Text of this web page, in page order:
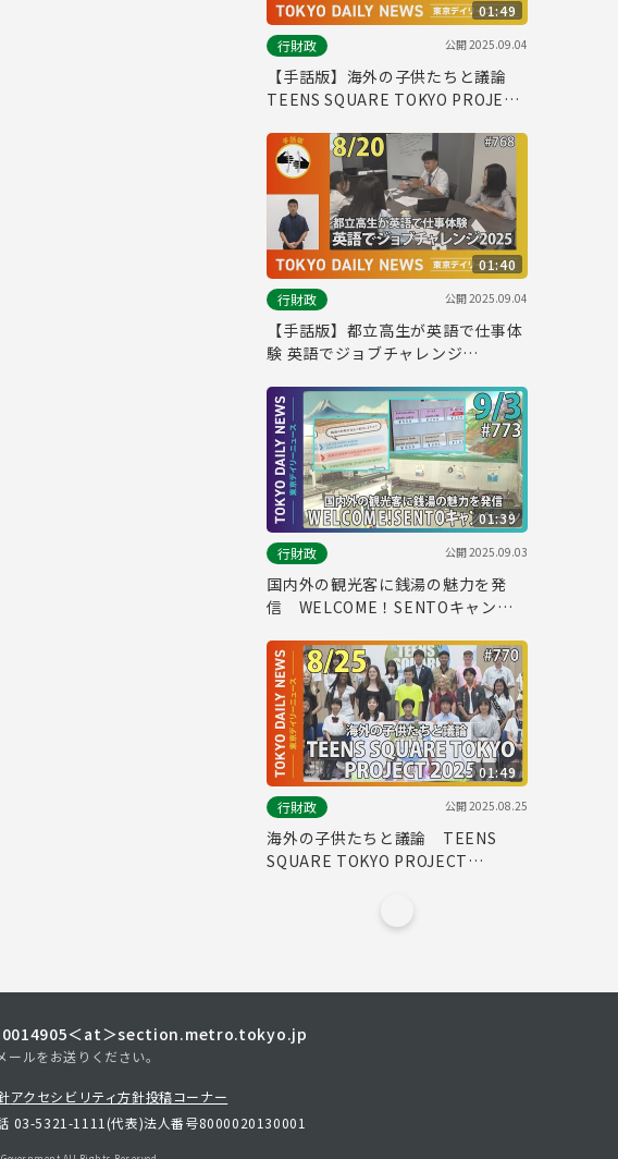
01:49
行財政
公開2025.09.04
【手話版】海外の子供たちと議論
TEENS SQUARE TOKYO PROJECT
リーニュース No.770）
01:40
行財政
公開2025.09.04
【手話版】都立高生が英語で仕事体
験 英語でジョブチャレンジ
リーニュース No.768）
01:39
行財政
公開2025.09.03
国内外の観光客に銭湯の魅力を発
信 WELCOME！SENTOキャンペ
ーニュース No.773）
01:49
行財政
公開2025.08.25
海外の子供たちと議論 TEENS
SQUARE TOKYO PROJECT
＜at＞section.metro.tokyo.jp
ルをお送りください。
アクセシビリティ方針投稿コーナー
03-5321-1111(代表)法人番号8000020130001